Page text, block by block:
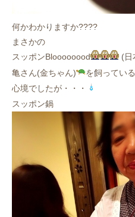
何かわかりますか????
まさかの
スッポンBloooooood
(日
亀さん(金ちゃん)
を飼ってい
心境でしたが・・・
スッポン鍋